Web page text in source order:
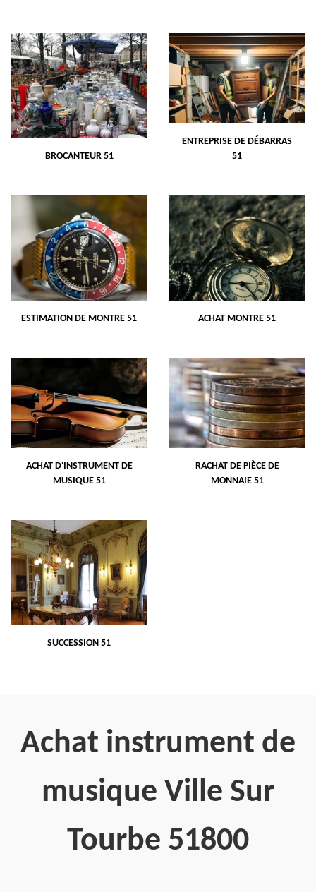
BROCANTEUR 51
ENTREPRISE DE DÉBARRAS
51
ESTIMATION DE MONTRE 51 ACHAT MONTRE 51
ACHAT D'INSTRUMENT DE
MUSIQUE 51
RACHAT DE PIÈCE DE
MONNAIE 51
SUCCESSION 51
Achat instrument de
musique Ville Sur
Tourbe 51800